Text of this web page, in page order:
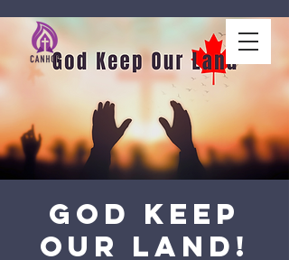
God Keep
Our Land!